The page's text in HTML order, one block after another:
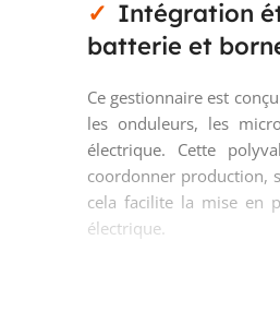
Intégration
batterie et
Ce gestionnaire est
les onduleurs, les
électrique. Cette
coordonner production,
cela facilite la mise en
électrique.